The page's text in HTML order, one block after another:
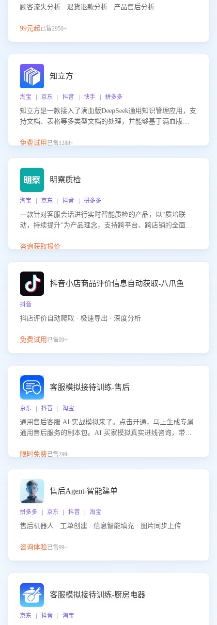
顾客流失分析 · 退货退款分析 · 产品售后分析
99元起已售2950+
知立方
淘宝 | 京东 | 抖音 | 快手 | 拼多多
知立方是一款接入了满血版DeepSeek通用知识管理应用，支
持文档、表格等多类型文档的处理，并能够基于满血版
识支持，帮助用户高效管理和利用知识资源。通过该产品，
免费试用 已售1288+
明察质检
淘宝 | 京东 | 抖音 | 拼多多
一款针对客服会话进行实时智能质检的产品，以“质培联
动，持续提升”为产品理念，支持跨平台、跨店铺的全面、
升客服团队的销服能力。
咨询获取报价
抖音小店商品评价信息自动获取-八爪鱼
抖音
抖店评价自动爬取 · 极速导出 · 深度分析
免费试用 已售99+
客服模拟接待训练-售后
京东 | 抖音 | 淘宝
通用售后客服 AI 实战模拟来了。点击开通，马上生成专属
通用售后服务的剧本包。AI 买家模拟真实进线咨询，带您
的应对要点，轻松提升服务能力。
限时免费已售299+
售后Agent-智能建单
拼多多 | 京东 | 抖音 | 淘宝
售后机器人 · 工单创建 · 信息智能填充 · 图片同步上传
咨询体验已售99+
客服模拟接待训练-厨房电器
京东 | 抖音 | 淘宝